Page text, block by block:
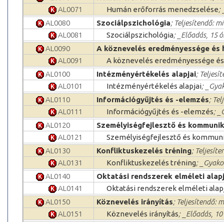
AL0071
Humán erőforrás menedzselése;
AL0080
Szociálpszichológia; Teljesítendő:
AL0081
Szociálpszichológia; _Előadás, 15
AL0090
A köznevelés eredményessége és
AL0091
A köznevelés eredményessége
AL0100
Intézményértékelés alapjai;
AL0101
Intézményértékelés alapjai;
AL0110
Információgyűjtés és -elemzés;
AL0111
Információgyűjtés és -elemzés;
AL0120
Személyiségfejlesztő és
AL0121
Személyiségfejlesztő és
AL0130
Konfliktuskezelés tréning;
AL0131
Konfliktuskezelés tréning;
AL0140
Oktatási rendszerek elméleti
AL0141
Oktatási rendszerek elméleti
AL0150
Köznevelés irányítás; Teljesítendő:
AL0151
Köznevelés irányítás; _Előadás,